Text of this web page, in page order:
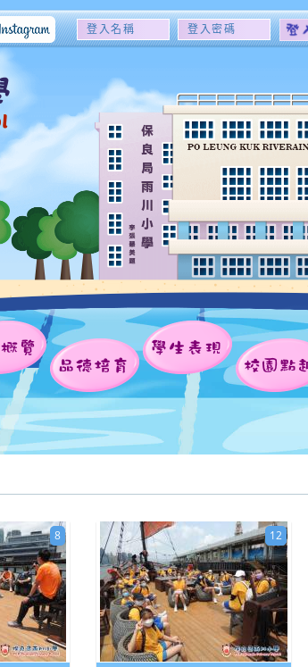
登
名
稱
登
密
碼
覽
品德培育
學生表現
校園點趣
8 12